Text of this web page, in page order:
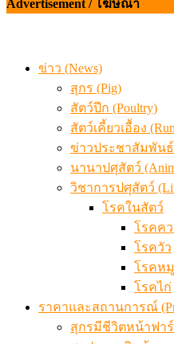
วิชาการปศุสัตว์
โรคไก่
ราคาและสถานการณ์
สุกรมีชีวิตหน้าฟา
สรุปภาวะสินค้าเก
รีวิว (Review)
Youtube Channel (วิดีโอ)
เกี่ยวกับเรา (About US)
ติดต่อเรา (Contact US)